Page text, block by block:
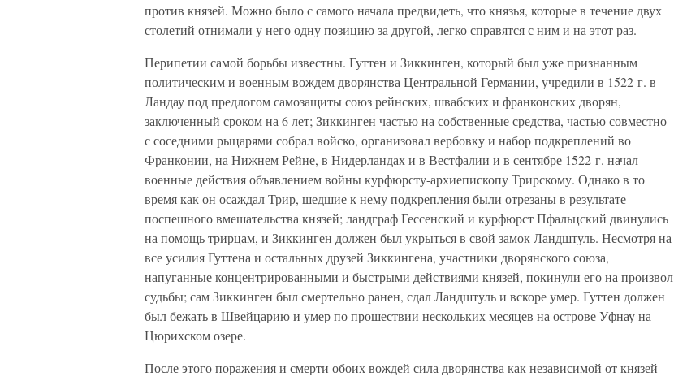
против князей. Можно было с самого начала предвидеть, что князья, которые в течение двух
столетий отнимали у него одну позицию за другой, легко справятся с ним и на этот раз.
Перипетии самой борьбы известны. Гуттен и Зиккинген, который был уже признанным
политическим и военным вождем дворянства Центральной Германии, учредили в 1522 г. в
Ландау под предлогом самозащиты союз рейнских, швабских и франконских дворян,
заключенный сроком на 6 лет; Зиккинген частью на собственные средства, частью совместно
с соседними рыцарями собрал войско, организовал вербовку и набор подкреплений во
Франконии, на Нижнем Рейне, в Нидерландах и в Вестфалии и в сентябре 1522 г. начал
военные действия объявлением войны курфюрсту-архиепископу Трирскому. Однако в то
время как он осаждал Трир, шедшие к нему подкрепления были отрезаны в результате
поспешного вмешательства князей; ландграф Гессенский и курфюрст Пфальцский двинулись
на помощь трирцам, и Зиккинген должен был укрыться в свой замок Ландштуль. Несмотря на
все усилия Гуттена и остальных друзей Зиккингена, участники дворянского союза,
напуганные концентрированными и быстрыми действиями князей, покинули его на произвол
судьбы; сам Зиккинген был смертельно ранен, сдал Ландштуль и вскоре умер. Гуттен должен
был бежать в Швейцарию и умер по прошествии нескольких месяцев на острове Уфнау на
Цюрихском озере.
После этого поражения и смерти обоих вождей сила дворянства как независимой от князей